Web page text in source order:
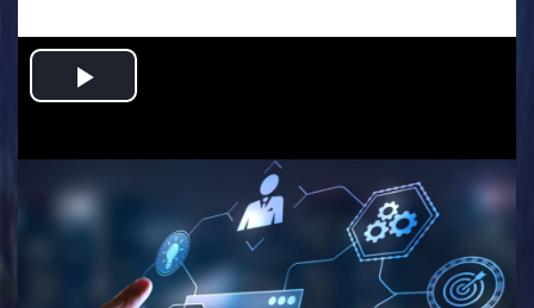
Play
Video